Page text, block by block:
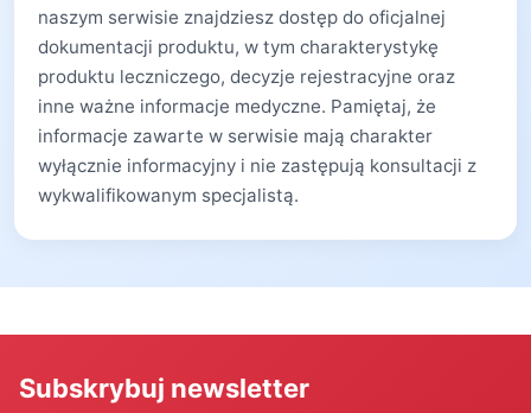
naszym serwisie znajdziesz dostęp do oficjalnej
dokumentacji produktu, w tym charakterystykę
produktu leczniczego, decyzje rejestracyjne oraz
inne ważne informacje medyczne. Pamiętaj, że
informacje zawarte w serwisie mają charakter
wyłącznie informacyjny i nie zastępują konsultacji z
wykwalifikowanym specjalistą.
Subskrybuj newsletter